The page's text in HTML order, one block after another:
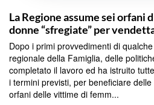
La Regione assume sei orfani
donne “sfregiate” per
Dopo i primi provvedimenti di
regionale della Famiglia, delle
completato il lavoro ed ha istruito
i termini previsti, per beneficiare
orfani delle vittime di femm...